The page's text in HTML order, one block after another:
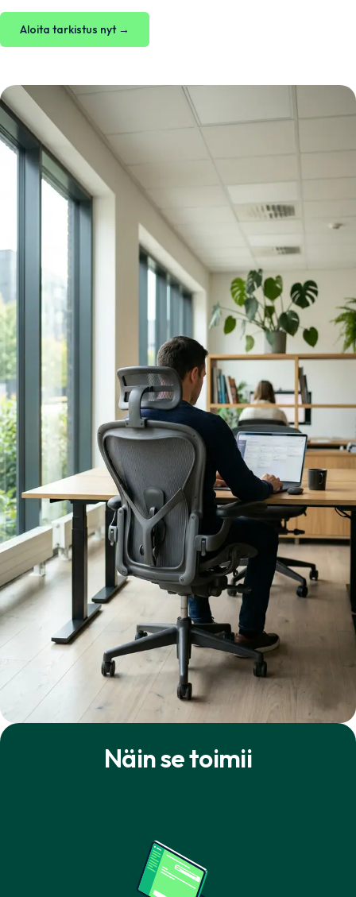
Aloita tarkistus nyt →
Näin se toimii